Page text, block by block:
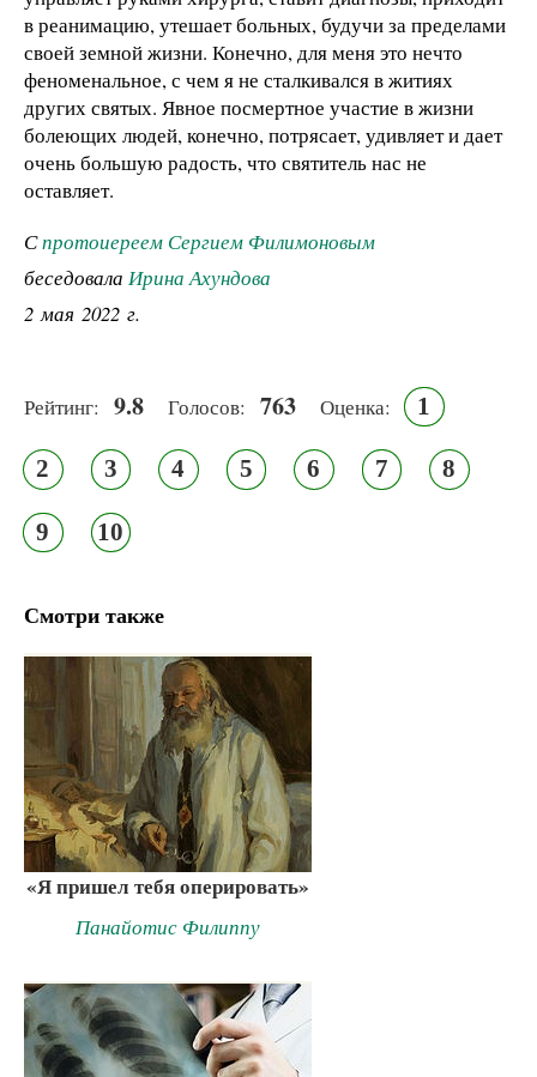
в реанимацию, утешает больных, будучи за пределами
своей земной жизни. Конечно, для меня это нечто
феноменальное, с чем я не сталкивался в житиях
других святых. Явное посмертное участие в жизни
болеющих людей, конечно, потрясает, удивляет и дает
очень большую радость, что святитель нас не
оставляет.
Спротоиереем Сергием Филимоновым
беседовала Ирина Ахундова
2 мая 2022 г.
Рейтинг: 9.8 Голосов: 763 Оценка: 1
2 3 4 5 6 7 8
9 10
Смотри также
«Я пришел тебя оперировать»
Панайотис Филиппу